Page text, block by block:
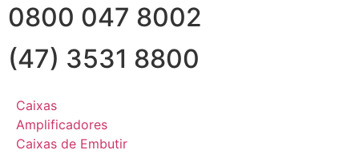
0800 047 8002
(47) 3531 8800
Caixas
Amplificadores
Caixas de Embutir